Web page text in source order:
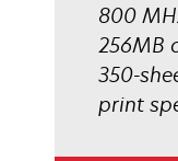
800
256MB
350-
print